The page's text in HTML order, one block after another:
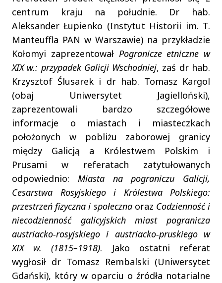
centrum kraju na południe. Dr hab.
Aleksander Łupienko (Instytut Historii im. T.
Manteuffla PAN w Warszawie) na przykładzie
Kołomyi zaprezentował Pogranicze etniczne w
XIX w.: przypadek Galicji Wschodniej, zaś dr hab.
Krzysztof Ślusarek i dr hab. Tomasz Kargol
(obaj Uniwersytet Jagielloński),
zaprezentowali bardzo szczegółowe
informacje o miastach i miasteczkach
położonych w pobliżu zaborowej granicy
między Galicją a Królestwem Polskim i
Prusami w referatach zatytułowanych
odpowiednio: Miasta na pograniczu Galicji,
Cesarstwa Rosyjskiego i Królestwa Polskiego:
przestrzeń fizyczna i społecznaoraz Codzienność i
niecodzienność galicyjskich miast pogranicza
austriacko-rosyjskiego i austriacko-pruskiego w
XIX w. (1815–1918). Jako ostatni referat
wygłosił dr Tomasz Rembalski (Uniwersytet
Gdański), który w oparciu o źródła notarialne